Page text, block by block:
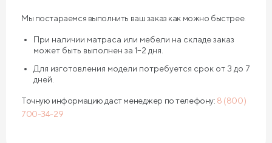
Мы постараемся выполнить ваш заказ как можно быстрее.
При наличии матраса или мебели на складе заказ
может быть выполнен за 1–2 дня.
Для изготовления модели потребуется срок от 3 до 7
дней.
Точную информацию даст менеджер по телефону: 8 (800)
700-34-29